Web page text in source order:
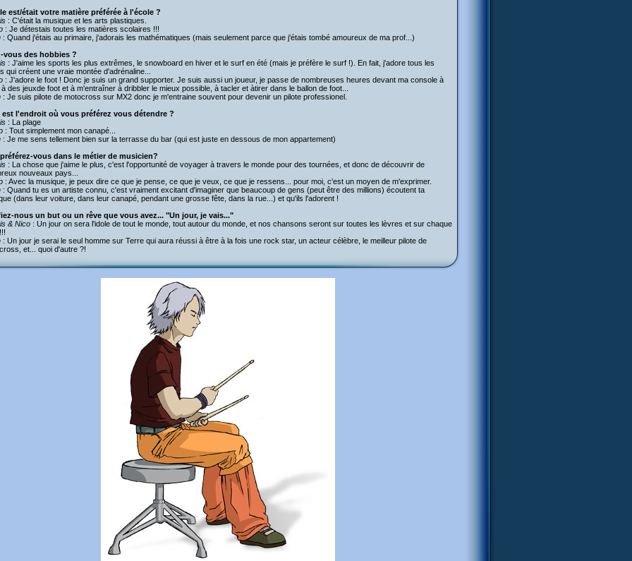
est/était votre matière préférée à l'école ?
: C'était la musique et les arts plastiques.
: Je détestais toutes les matières scolaires !!!
: Quand j'étais au primaire, j'adorais les mathématiques (mais seulement parce que j'étais tombé amoureux de ma prof...)
vous des hobbies ?
: J'aime les sports les plus extrêmes, le snowboard en hiver et le surf en été (mais je préfère le surf !). En fait, j'adore tous les
qui créent une vraie montée d'adrénaline...
: J'adore le foot ! Donc je suis un grand supporter. Je suis aussi un joueur, je passe de nombreuses heures devant ma console à
des jeuxde foot et à m'entraîner à dribbler le mieux possible, à tacler et àtirer dans le ballon de foot...
: Je suis pilote de motocross sur MX2 donc je m'entraine souvent pour devenir un pilote professionel.
est l'endroit où vous préférez vous détendre ?
: La plage
: Tout simplement mon canapé...
: Je me sens tellement bien sur la terrasse du bar (qui est juste en dessous de mon appartement)
vous dans le métier de musicien?
: La chose que j'aime le plus, c'est l'opportunité de voyager à travers le monde pour des tournées, et donc de découvrir de
nouveaux pays...
: Avec la musique, je peux dire ce que je pense, ce que je veux, ce que je ressens... pour moi, c'est un moyen de m'exprimer.
: Quand tu es un artiste connu, c'est vraiment excitant d'imaginer que beaucoup de gens (peut être des millions) écoutent ta
(dans leur voiture, dans leur canapé, pendant une grosse fête, dans la rue...) et qu'ils l'adorent !
nous un but ou un rêve que vous avez... "Un jour, je vais..."
& Nico : Un jour on sera l'idole de tout le monde, tout autour du monde, et nos chansons seront sur toutes les lèvres et sur chaque
: Un jour je serai le seul homme sur Terre qui aura réussi à être à la fois une rock star, un acteur célèbre, le meilleur pilote de
et... quoi d'autre ?!